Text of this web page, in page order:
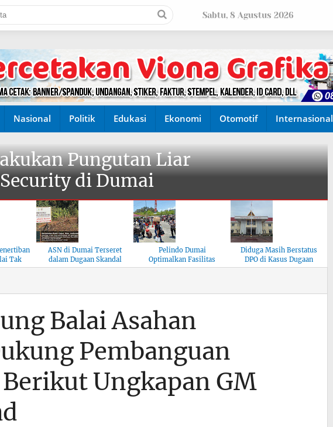
Sabtu, 8 Agustus 2026
Nasional Politik Edukasi Ekonomi Otomotif Internasional
Pungutan Liar
di Dumai
Tak
Atas”
ASN di Dumai Terseret
dalam Dugaan Skandal
KSO, Integritas Aparatur
Pelindo Dumai
Optimalkan Fasilitas
untuk Kenyamanan Arus
Diduga Masih Berstatus
DPO di Kasus Dugaan
Pemalsuan Paspor, Polres
Balai Asahan
Pembanguan
Ungkapan GM